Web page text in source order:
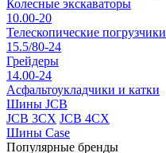
Колесные экскаваторы
10.00-20
Телескопические погрузчики
15.5/80-24
Грейдеры
14.00-24
Асфальтоукладчики и катки
Шины JCB
JCB 3CX JCB 4CX
Шины Case
Популярные бренды